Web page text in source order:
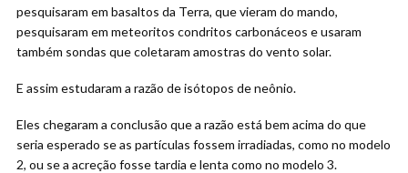
pesquisaram em basaltos da Terra, que vieram do mando,
pesquisaram em meteoritos condritos carbonáceos e usaram
também sondas que coletaram amostras do vento solar.
E assim estudaram a razão de isótopos de neônio.
Eles chegaram a conclusão que a razão está bem acima do que
seria esperado se as partículas fossem irradiadas, como no modelo
2, ou se a acreção fosse tardia e lenta como no modelo 3.